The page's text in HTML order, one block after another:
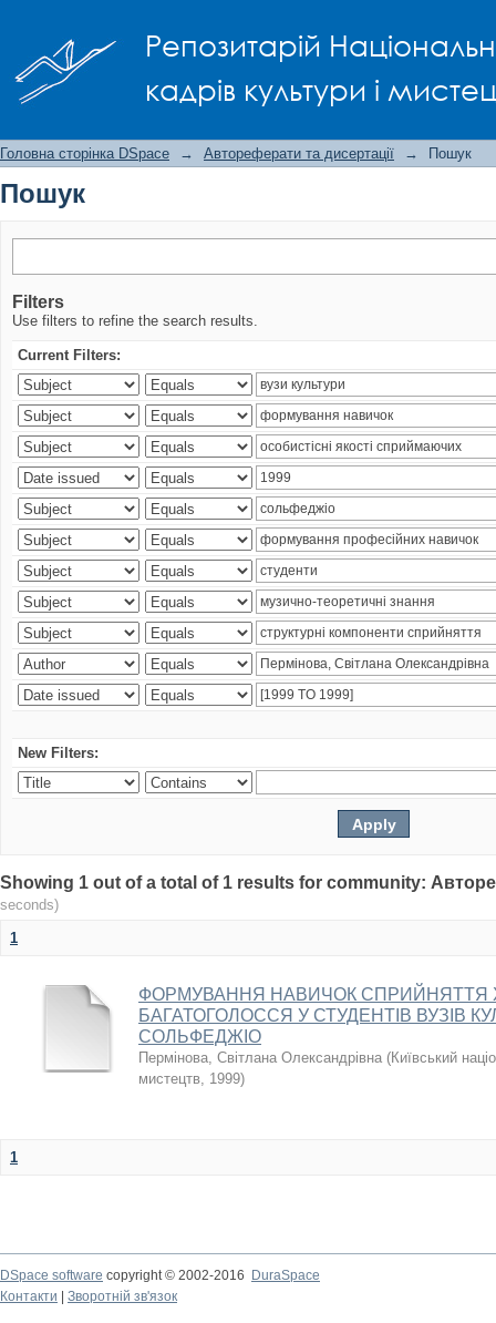
Репозитарій
кадрів культури і
Головна сторінка DSpace → Автореферати та дисертації → Пошук
Пошук
Filters
Use filters to refine the search results.
Current Filters:
New Filters:
Showing 1 out of a total of 1 results for community:
seconds)
1
ФОРМУВАННЯ НАВИЧОК СПРИЙНЯТТЯ
БАГАТОГОЛОССЯ У СТУДЕНТІВ ВУЗІВ
СОЛЬФЕДЖІО
Пермінова, Світлана Олександрівна (Київський
мистецтв, 1999)
1
DSpace software copyright © 2002-2016
DuraSpace
Контакти
Зворотній зв'язок